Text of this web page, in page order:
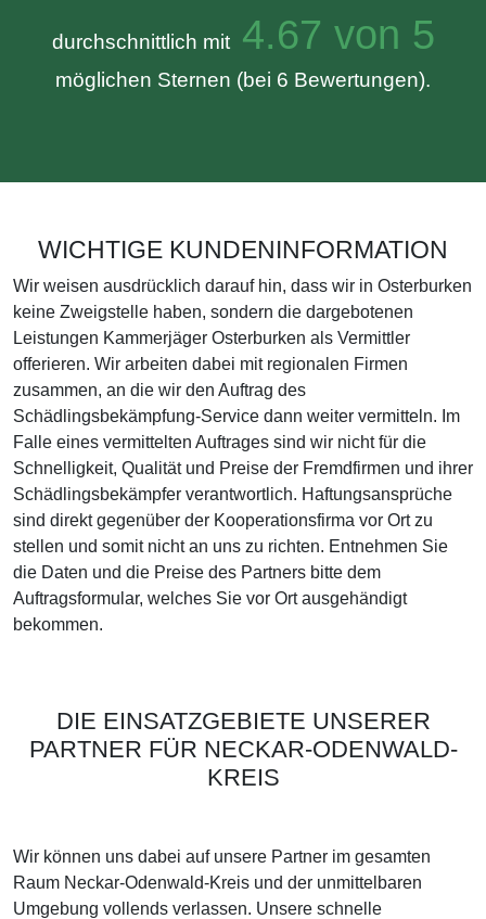
durchschnittlich mit4.67 von 5
möglichen Sternen (bei 6 Bewertungen).
WICHTIGE KUNDENINFORMATION
Wir weisen ausdrücklich darauf hin, dass wir in Osterburken
keine Zweigstelle haben, sondern die dargebotenen
Leistungen Kammerjäger Osterburken als Vermittler
offerieren. Wir arbeiten dabei mit regionalen Firmen
zusammen, an die wir den Auftrag des
Schädlingsbekämpfung-Service dann weiter vermitteln. Im
Falle eines vermittelten Auftrages sind wir nicht für die
Schnelligkeit, Qualität und Preise der Fremdfirmen und ihrer
Schädlingsbekämpfer verantwortlich. Haftungsansprüche
sind direkt gegenüber der Kooperationsfirma vor Ort zu
stellen und somit nicht an uns zu richten. Entnehmen Sie
die Daten und die Preise des Partners bitte dem
Auftragsformular, welches Sie vor Ort ausgehändigt
bekommen.
DIE EINSATZGEBIETE UNSERER
PARTNER FÜR NECKAR-ODENWALD-
KREIS
Wir können uns dabei auf unsere Partner im gesamten
Raum Neckar-Odenwald-Kreis und der unmittelbaren
Umgebung vollends verlassen. Unsere schnelle